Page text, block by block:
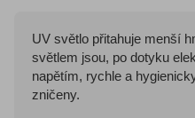
UV světlo přitahuje menší
světlem jsou, po dotyku
napětím, rychle a
zničeny.